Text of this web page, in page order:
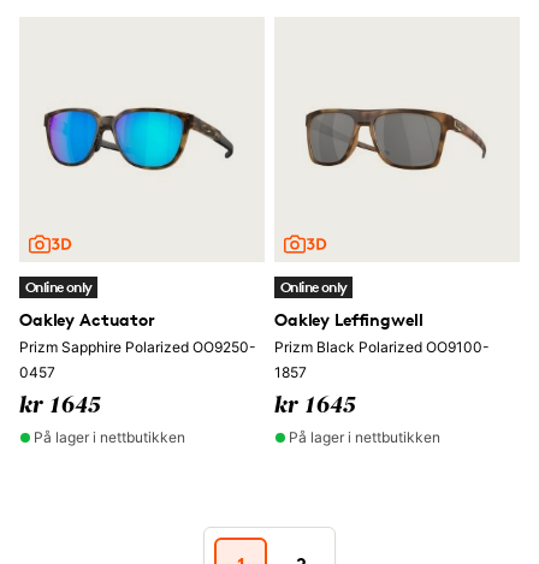
Online only
Oakley Actuator
Prizm Sapphire Polarized OO9250-
0457
kr 1645
På lager i nettbutikken
Online only
Oakley Leffingwell
Prizm Black Polarized OO9100-
1857
kr 1645
På lager i nettbutikken